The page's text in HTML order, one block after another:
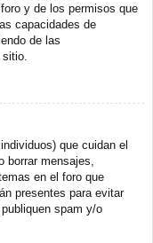
y de los permisos que
capacidades de
de las
que cuidan el
borrar mensajes,
en el foro que
presentes para evitar
spam y/o